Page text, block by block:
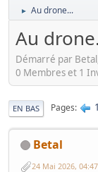
► Au drone...
Au
Démarré par
0 Membres et 1
EN BAS Pages 1
Betal
24 Mai 2026,